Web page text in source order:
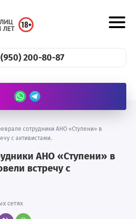
(950) 200-80-87
сотрудники АНО «Ступени» в
с активистами.
АНО «Ступени» в
встречу с
сетях